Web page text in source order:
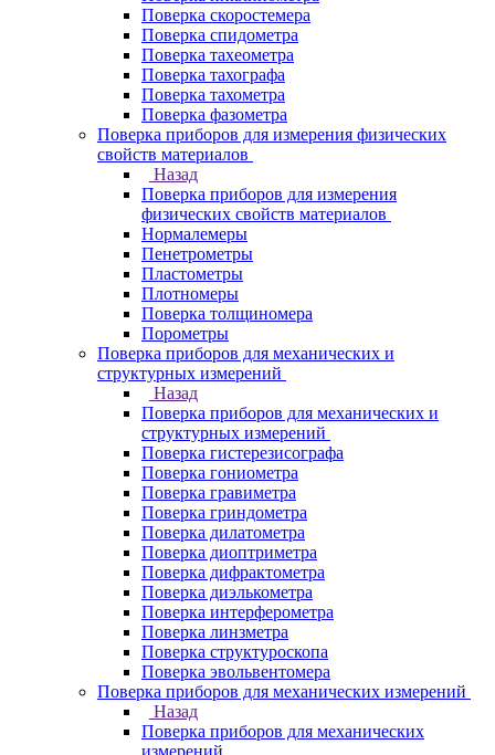
Поверка скоростемера
Поверка спидометра
Поверка тахеометра
Поверка тахографа
Поверка тахометра
Поверка фазометра
Поверка приборов для измерения физических
свойств материалов
Назад
Поверка приборов для измерения
физических свойств материалов
Нормалемеры
Пенетрометры
Пластометры
Плотномеры
Поверка толщиномера
Порометры
Поверка приборов для механических и
структурных измерений
Назад
Поверка приборов для механических и
структурных измерений
Поверка гистерезисографа
Поверка гониометра
Поверка гравиметра
Поверка гриндометра
Поверка дилатометра
Поверка диоптриметра
Поверка дифрактометра
Поверка диэлькометра
Поверка интерферометра
Поверка линзметра
Поверка структуроскопа
Поверка эвольвентомера
Поверка приборов для механических измерений
Назад
Поверка приборов для механических
измерений